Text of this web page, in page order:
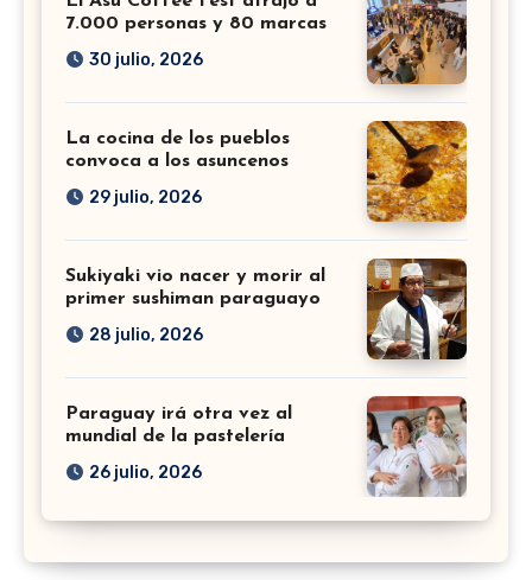
7.000 personas y 80 marcas
30 julio, 2026
La cocina de los pueblos
convoca a los asuncenos
29 julio, 2026
Sukiyaki vio nacer y morir al
primer sushiman paraguayo
28 julio, 2026
Paraguay irá otra vez al
mundial de la pastelería
26 julio, 2026